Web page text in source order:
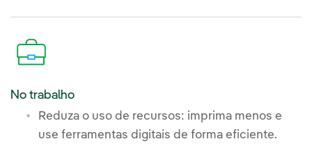
No trabalho
Reduza o uso de recursos: imprima menos e
use ferramentas digitais de forma eficiente.